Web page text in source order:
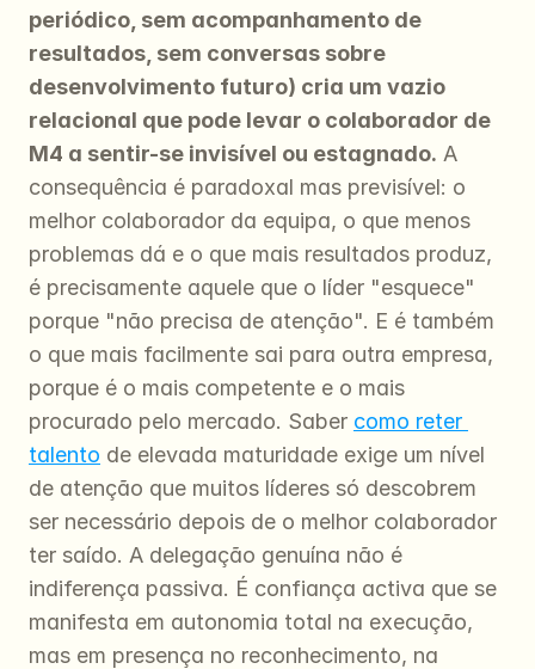
periódico, sem acompanhamento de
resultados, sem conversas sobre
desenvolvimento futuro) cria um vazio
relacional que pode levar o colaborador de
M4 a sentir-se invisível ou estagnado. A
consequência é paradoxal mas previsível: o
melhor colaborador da equipa, o que menos
problemas dá e o que mais resultados produz,
é precisamente aquele que o líder "esquece"
porque "não precisa de atenção". E é também
o que mais facilmente sai para outra empresa,
porque é o mais competente e o mais
procurado pelo mercado. Saber como reter
talento de elevada maturidade exige um nível
de atenção que muitos líderes só descobrem
ser necessário depois de o melhor colaborador
ter saído. A delegação genuína não é
indiferença passiva. É confiança activa que se
manifesta em autonomia total na execução,
mas em presença no reconhecimento, na